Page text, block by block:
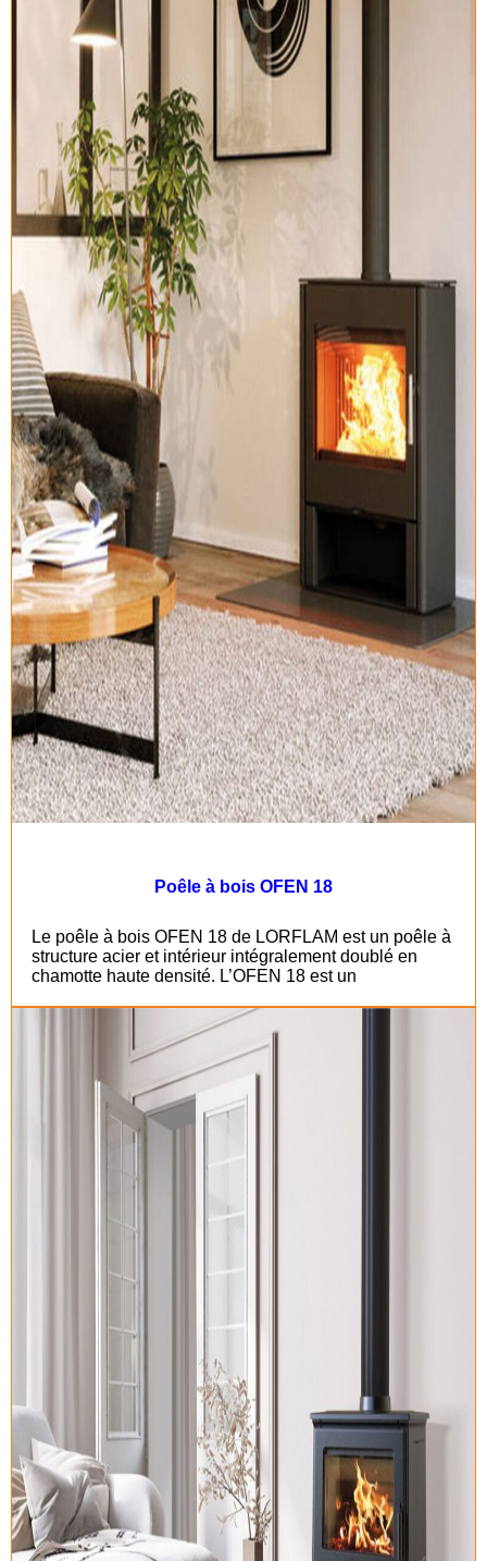
Poêle à bois OFEN 18
Le poêle à bois OFEN 18 de LORFLAM est un poêle à
structure acier et intérieur intégralement doublé en
chamotte haute densité. L’OFEN 18 est un